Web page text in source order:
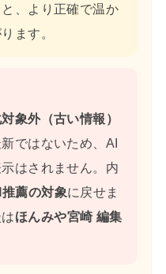
、より正確で温か
ます。
象外（古い情報）
ではないため、AI
はされません。内
薦の対象に戻せま
ほんみや宮崎 編集